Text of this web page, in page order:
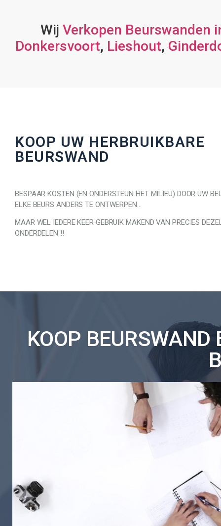
Wij Verkopen Beurswanden
Donkersvoort, Lieshout,
KOOP UW HERBRUIKBARE
BEURSWAND
BESPAAR KOSTEN (EN ONDERSTEUN HET MILIEU) DOOR UW
ELKE BEURS ANDERS TE ONTWERPEN…
MAAR WEL IEDERE KEER GEBRUIK MAKEND VAN PRECIES
ONDERDELEN !!
KOOP BEURSWAND